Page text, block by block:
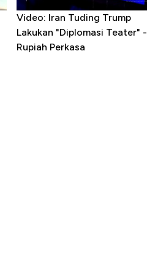
Video: Iran Tuding Trump
Lakukan "Diplomasi Teater" -
Rupiah Perkasa